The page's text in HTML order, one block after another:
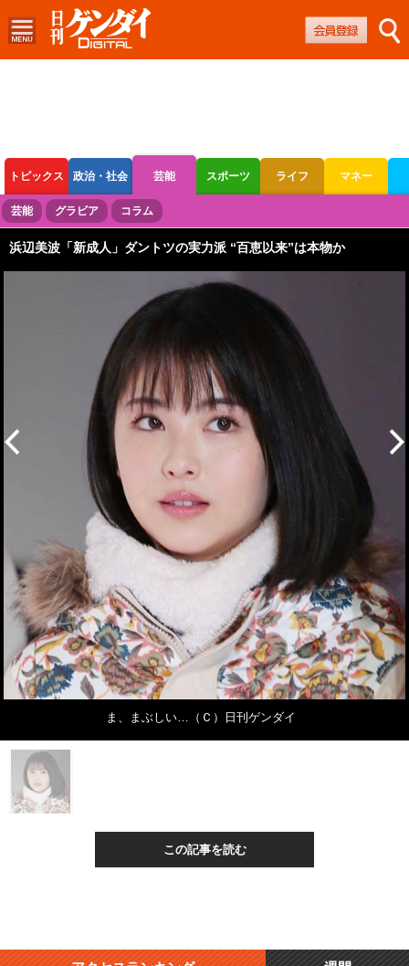
トピックス 政治・社会 芸能 スポーツ ライフ マネー
ボートレース 競輪 オートレース
芸能 グラビア コラム
浜辺美波「新成人」ダントツの実力派 “百恵以来”は本物か
ま、まぶしい…（Ｃ）日刊ゲンダイ
この記事を読む